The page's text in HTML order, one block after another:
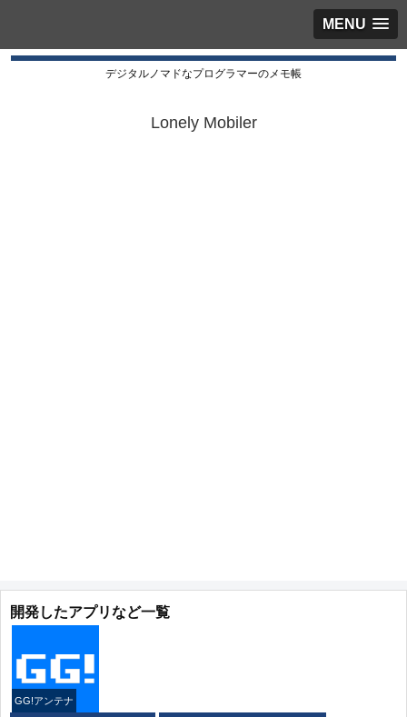
MENU
デジタルノマドなプログラマーのメモ帳
Lonely Mobiler
開発したアプリなど一覧
GG!アンテナ